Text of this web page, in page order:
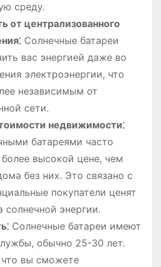
среду.
от централизованного
Солнечные батареи
вас энергией даже во
электроэнергии, что
независимым от
сети.
недвижимости⁚
батареями часто
высокой цене, чем
без них. Это связано с
покупатели ценят
энергии.
Солнечные батареи имеют
обычно 25-30 лет.
что вы сможете